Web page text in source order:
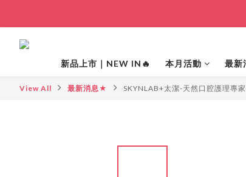
新品上市｜NEW IN🔥 本月活動 最
View All 最新消息★ SKYNLAB+太潔-天然口腔護理專